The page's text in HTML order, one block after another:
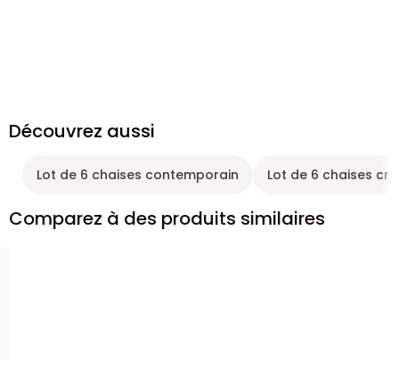
Découvrez aussi
Lot de 6 chaises contemporain Lot de 6 chaises
Comparez à des produits similaires